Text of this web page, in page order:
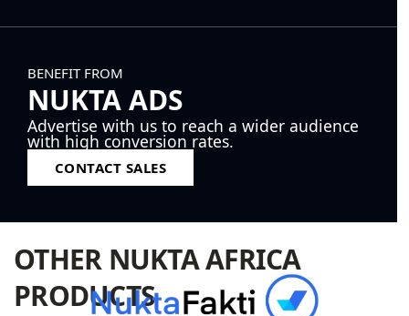
BENEFIT FROM
NUKTA ADS
Advertise with us to reach a wider audience
with high conversion rates.
CONTACT SALES
OTHER NUKTA AFRICA
PRODUCTS